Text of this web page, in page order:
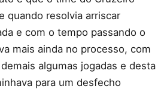
quando resolvia arriscar
e com o tempo passando o
mais ainda no processo, com
algumas jogadas e desta
para um desfecho